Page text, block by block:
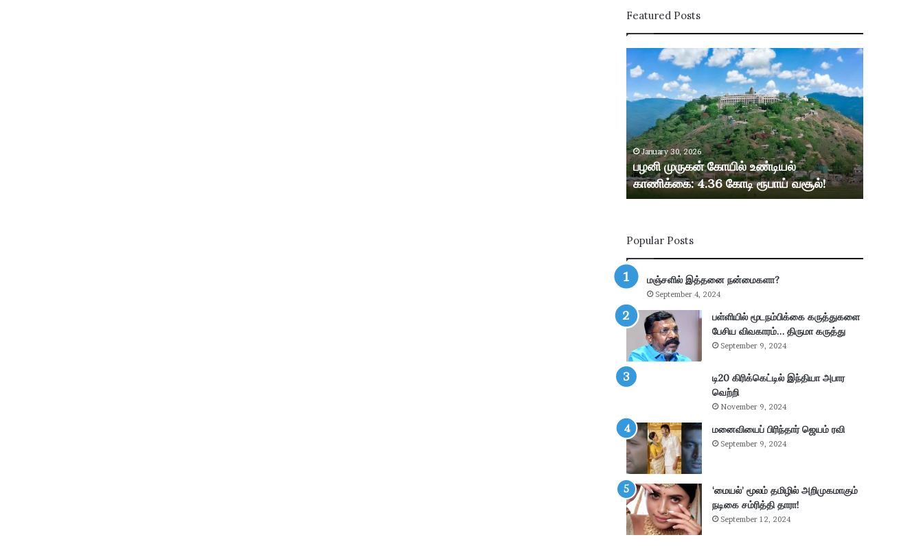
Featured Posts
ழ
மு
ன்
கோ
யி
ல்
உ
ய
ல்
கா
ணி
கை
:
.
3
6
ரூ
பா
ய்
வ
சூ
ல்
!
January 30, 2026
பழனி முருகன் கோயில் உண்டியல்
காணிக்கை: 4.36 கோடி ரூபாய் வசூல்!
Popular Posts
மஞ்சளில் இத்தனை நன்மைகளா?
September 4, 2024
பள்ளியில் மூடநம்பிக்கை கருத்துகளை
பேசிய விவகாரம்… திருமா கருத்து
September 9, 2024
டி20 கிரிக்கெட்டில் இந்தியா அபார
வெற்றி
November 9, 2024
மனைவியைப் பிரிந்தார் ஜெயம் ரவி
September 9, 2024
‘மையல்’ மூலம் தமிழில் அறிமுகமாகும்
நடிகை சம்ரித்தி தாரா!
September 12, 2024